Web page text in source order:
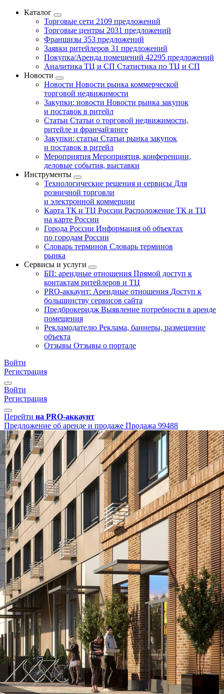
Каталог
Торговые сети 2109 предложений
Торговые центры 2031 предложений
Франшизы 353 предложений
Заявки ритейлеров 31 предложений
Покупка/Аренда помещений 42295 предложений
Аналитика ТЦ и СП Статистика по ТЦ и СП
Новости
Новости Новости рынка коммерческой
торговой недвижимости
Закупки: новости Новости рынка закупок
и поставок в ритейл
Статьи Статьи о торговой недвижимости,
ритейле и франчайзинге
Закупки: статьи Статьи рынка закупок
и поставок в ритейл
Мероприятия Мероприятия, конференции,
деловые события, выставки
Инструменты
Технологические решения и сервисы Для
розничной торговли
и электронной коммерции
Карта ТК и ТЦ России Расположение ТК и ТЦ
на карте России
Города России Информация об объектах
по городам России
Словарь терминов Словарь терминов
рынка
Сервисы и услуги
БП: арендные отношения Прямой доступ к
контактам ритейлеров и ТЦ
PRO-аккаунт: Арендные отношения Доступ к
большинству сервисов сайта
Предброкеридж Выявление потребности в аренде
помещения
Рекламодателю Реклама, баннеры, размещение
объекта
Отзывы Отзывы о портале
Войти
Регистрация
Войти
Регистрация
Перейти на PRO-аккаунт
Предложение об аренде и продаже Продажа 99488